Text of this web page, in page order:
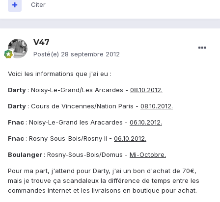
Citer
V47
Posté(e) 28 septembre 2012
Voici les informations que j'ai eu :
Darty : Noisy-Le-Grand/Les Arcardes - 08.10.2012.
Darty : Cours de Vincennes/Nation Paris - 08.10.2012.
Fnac : Noisy-Le-Grand les Aracardes - 06.10.2012.
Fnac : Rosny-Sous-Bois/Rosny II - 06.10.2012.
Boulanger : Rosny-Sous-Bois/Domus - Mi-Octobre.
Pour ma part, j'attend pour Darty, j'ai un bon d'achat de 70€,
mais je trouve ça scandaleux la différence de temps entre les
commandes internet et les livraisons en boutique pour achat.